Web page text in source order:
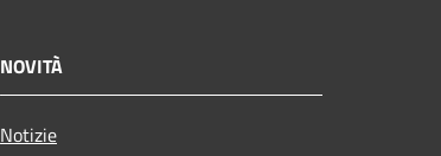
NOVITÀ
Notizie